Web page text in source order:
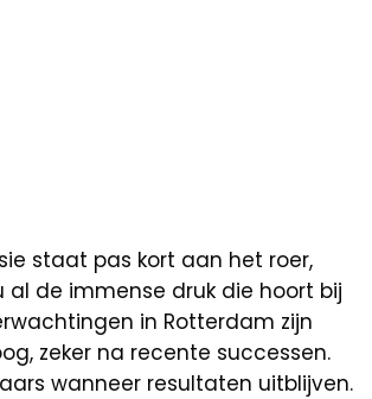
staat pas kort aan het roer,
al de immense druk die hoort bij
in Rotterdam zijn
zeker na recente successen.
wanneer resultaten uitblijven.